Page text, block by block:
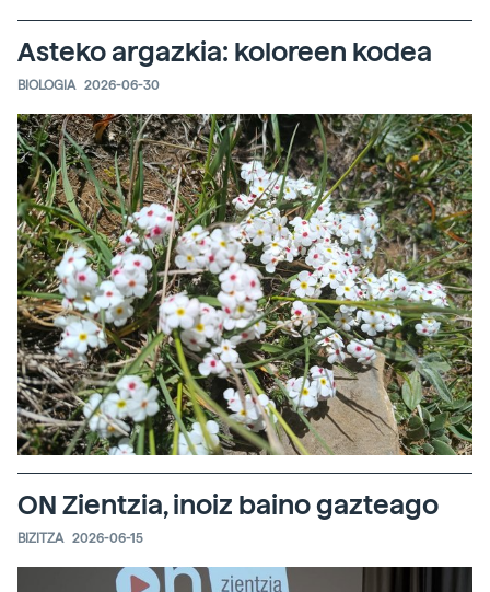
Asteko argazkia: koloreen kodea
BIOLOGIA 2026-06-30
ON Zientzia, inoiz baino gazteago
BIZITZA 2026-06-15